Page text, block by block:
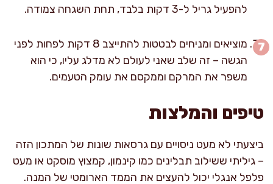
להפעיל גריל ל-3 דקות בלבד, תחת השגחה צמודה.
מוציאים ומניחים לבטטות להתייצב 8 דקות לפחות לפני
הגשה – זה שלב שאני לעולם לא מדלג עליו, כי הוא
משפר את המרקם וממקסם את עומק הטעמים.
טיפים והמלצות
ביצעתי לא מעט ניסויים עם גרסאות שונות של המתכון הזה
– גיליתי ששילוב תבלינים כמו קינמון, קמצוץ מוסקט או מעט
פלפל אנגלי יכול להעצים את הממד הארומטי של המנה.